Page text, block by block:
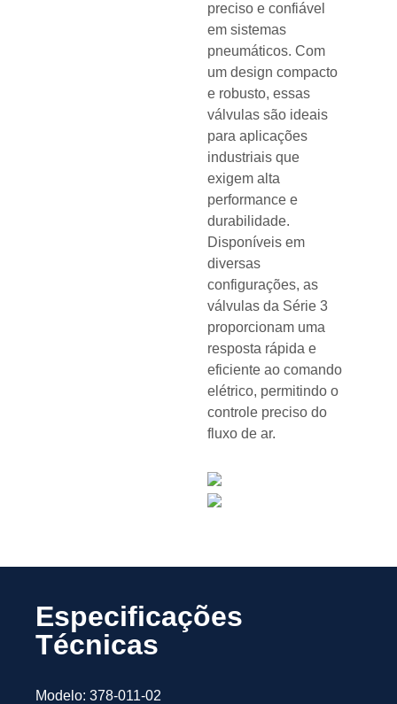
preciso e confiável
em sistemas
pneumáticos. Com
um design compacto
e robusto, essas
válvulas são ideais
para aplicações
industriais que
exigem alta
performance e
durabilidade.
Disponíveis em
diversas
configurações, as
válvulas da Série 3
proporcionam uma
resposta rápida e
eficiente ao comando
elétrico, permitindo o
controle preciso do
fluxo de ar.
Especificações
Técnicas
Modelo: 378-011-02